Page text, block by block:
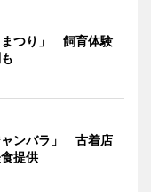
まつり」 飼育体験
ャンバラ」 古着店
提供